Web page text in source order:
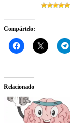
Compártelo:
Relacionado